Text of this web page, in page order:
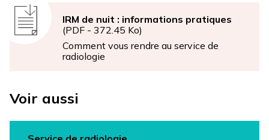
Document
IRM de nuit : informations pratiques
(PDF - 372.45 Ko)
Comment vous rendre au service de
radiologie
Voir aussi